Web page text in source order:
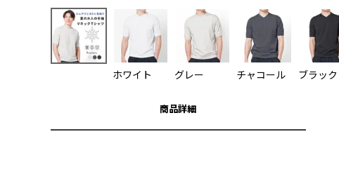
ホワイト グレー チャコール ブラック
商品詳細